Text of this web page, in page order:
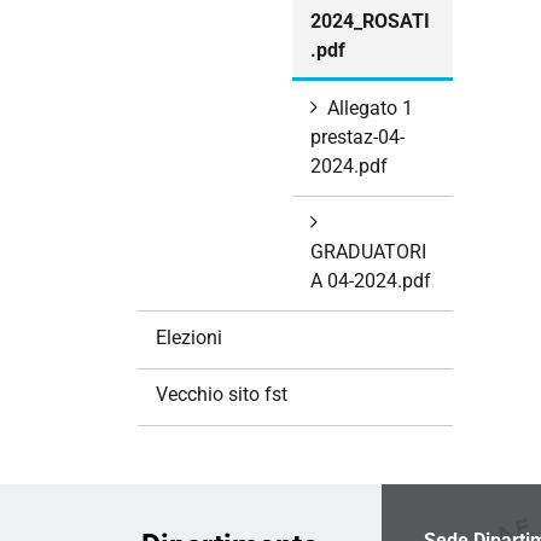
2024_ROSATI
.pdf
Allegato 1
prestaz-04-
2024.pdf
GRADUATORI
A 04-2024.pdf
Elezioni
Vecchio sito fst